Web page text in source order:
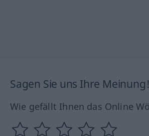
Sagen Sie uns Ihre Meinung!
Wie gefällt Ihnen das Online